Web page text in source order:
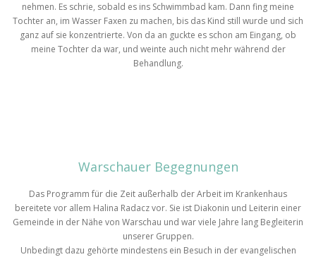
nehmen. Es schrie, sobald es ins Schwimmbad kam. Dann fing meine
Tochter an, im Wasser Faxen zu machen, bis das Kind still wurde und sich
ganz auf sie konzentrierte. Von da an guckte es schon am Eingang, ob
meine Tochter da war, und weinte auch nicht mehr während der
Behandlung.
Warschauer Begegnungen
Das Programm für die Zeit außerhalb der Arbeit im Krankenhaus
bereitete vor allem Halina Radacz vor. Sie ist Diakonin und Leiterin einer
Gemeinde in der Nähe von Warschau und war viele Jahre lang Begleiterin
unserer Gruppen.
Unbedingt dazu gehörte mindestens ein Besuch in der evangelischen